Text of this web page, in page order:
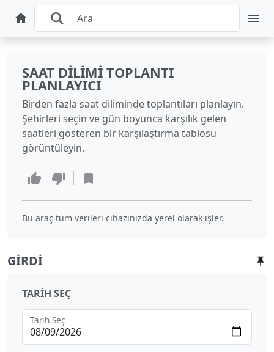
SAAT DILIMI TOPLANTI
PLANLAYICI
Birden fazla saat diliminde toplantıları planlayın.
Şehirleri seçin ve gün boyunca karşılık gelen
saatleri gösteren bir karşılaştırma tablosu
görüntüleyin.
Bu araç tüm verileri cihazınızda yerel olarak işler.
GIRDI
TARIH SEÇ
Tarih Seç